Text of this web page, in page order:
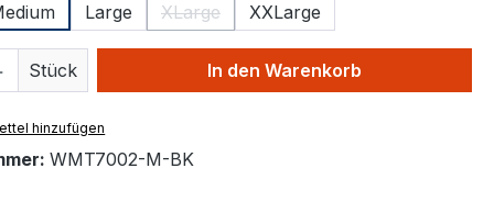
ist zurzeit nicht verfügbar.)
Large XLarge
(Diese Option ist zurzeit nicht verfügbar.)
XXLarge
Gib den gewünschten Wert
Stück In den Warenkorb
hinzufügen
WMT7002-M-BK